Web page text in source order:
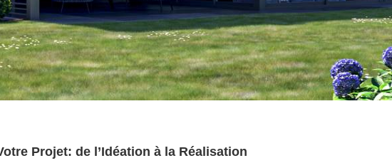
Projet: de l’Idéation à la Réalisation